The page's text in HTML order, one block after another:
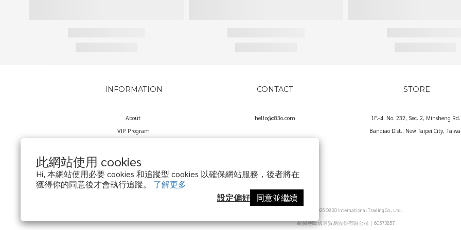
此網站使用 cookies
Hi, 本網站使用必要 cookies 和追蹤型 cookies 以確保網站服務，後者將在
獲得你的同意後才會執行追蹤。 了解更多
設定偏好
同意並繼續
INFORMATION
About
VIP Program
Return Policy
Privacy Policy
CONTACT
hello@o83o.com
STORE
1F.-4, No. 232, Sec. 2, Minsheng
Banqiao Dist., New Taipei City,
Copyright© 2025 O83O International Trading Co., Ltd.
歐捌叁歐國際貿易股份有限公司｜60573857